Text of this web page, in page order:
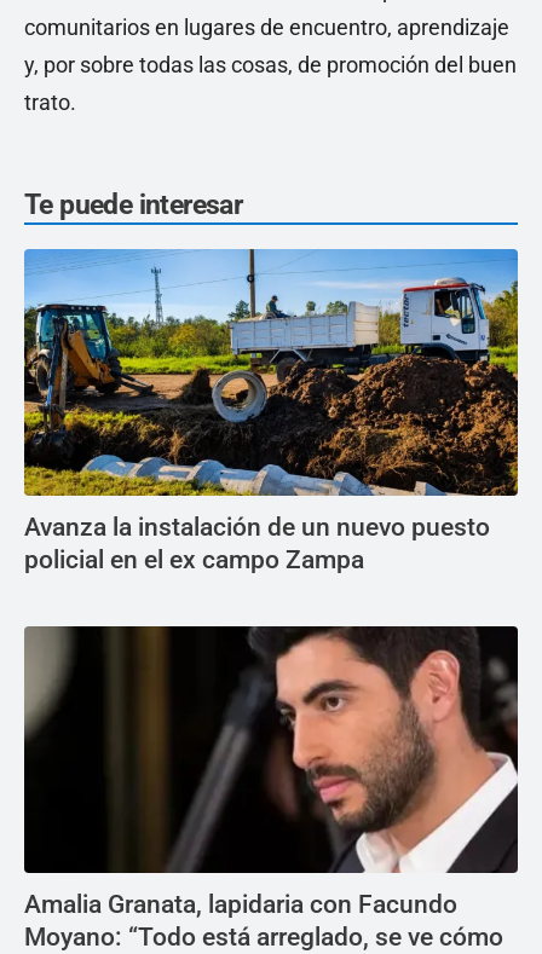
comunitarios en lugares de encuentro, aprendizaje
y, por sobre todas las cosas, de promoción del buen
trato.
Te puede interesar
Avanza la instalación de un nuevo puesto
policial en el ex campo Zampa
Amalia Granata, lapidaria con Facundo
Moyano: “Todo está arreglado, se ve cómo